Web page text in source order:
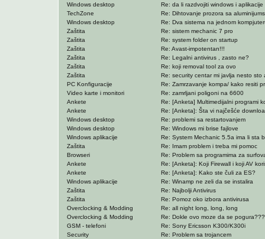
Windows desktop
Re: da li razdvojiti windows i
TechZone
Re: Dihtovanje prozora sa
Windows desktop
Re: Dva sistema na jednom
Zaštita
Re: sistem mechanic 7 pro
Zaštita
Re: system folder on startup
Zaštita
Re: Avast-impotentan!!!
Zaštita
Re: Legalni antivirus , zasto ne?
Zaštita
Re: koji removal tool za ovo
Zaštita
Re: security centar mi javlja nesto sto
PC Konfiguracije
Re: Zamrzavanje kompa/ kako resiti
Video karte i monitori
Re: zamrljani poligoni na 6600
Ankete
Re: [Anketa] Multimedijalni programi
Ankete
Re: [Anketa]: Šta vi najčešće
Windows desktop
Re: problemi sa restartovanjem
Windows desktop
Re: Windows mi brise fajlove
Windows aplikacije
Re: System Mechanic 5.5a ima li sta
Zaštita
Re: Imam problem i treba mi pomoc
Browseri
Re: Problem sa programima za
Ankete
Re: [Anketa]: Koji Firewall i koji AV
Ankete
Re: [Anketa]: Kako ste čuli za ES?
Windows aplikacije
Re: Winamp ne zeli da se instalira
Zaštita
Re: Najbolji Antivirus
Zaštita
Re: Pomoz oko izbora antivirusa
Overclocking & Modding
Re: all night long, long, long
Overclocking & Modding
Re: Dokle ovo moze da se
GSM - telefoni
Re: Sony Ericsson K300/K300i
Security
Re: Problem sa trojancem